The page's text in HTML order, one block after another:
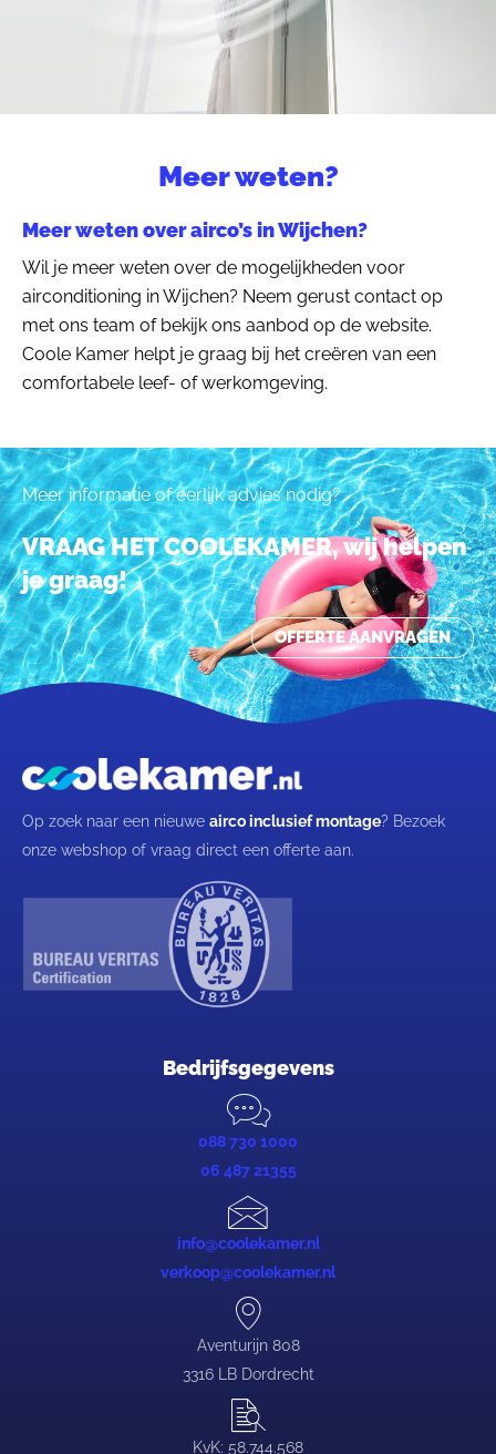
Meer weten?
Meer weten over airco’s in Wijchen?
Wil je meer weten over de mogelijkheden voor
airconditioning in Wijchen? Neem gerust contact op
met ons team of bekijk ons aanbod op de website.
Coole Kamer helpt je graag bij het creëren van een
comfortabele leef- of werkomgeving.
Meer informatie of eerlijk advies nodig?
VRAAG HET COOLEKAMER, wij helpen
je graag!
OFFERTE AANVRAGEN
Op zoek naar een nieuwe airco inclusief montage? Bezoek
onze webshop of vraag direct een offerte aan.
Bedrijfsgegevens
088 730 1000
06 487 21355
info@coolekamer.nl
verkoop@coolekamer.nl
Aventurijn 808
3316 LB Dordrecht
KvK: 58.744.568